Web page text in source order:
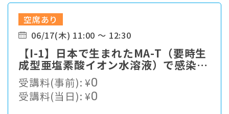
空席あり
06/17(木) 11:00 ～ 12:30
【I-1】⽇本で⽣まれたMA-T（要時⽣
成型亜塩素酸イオン⽔溶液）で感染症
対策
受講料(事前):¥0
受講料(当日):¥0